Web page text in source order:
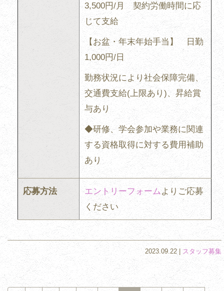
3,500円/月 契約労働時間に応
じて支給
【お盆・年末年始手当】 日勤
1,000円/日
勤務状況により社会保障完備、
交通費支給(上限あり)、昇給賞
与あり
◆研修、学会参加や業務に関連
する資格取得に対する費用補助
あり
応募方法 エントリーフォームよりご応募
ください
2023.09.22 | スタッフ募集